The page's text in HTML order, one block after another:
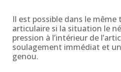
Il est possible dans le
articulaire si la situation le
pression à l’intérieur de
soulagement immédiat et
genou.